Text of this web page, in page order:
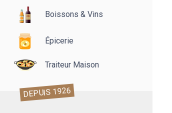
Boissons & Vins
Épicerie
Traiteur Maison
DEPUIS 1926